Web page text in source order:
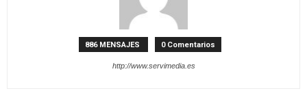
886 MENSAJES 0 Comentarios
http://www.servimedia.es